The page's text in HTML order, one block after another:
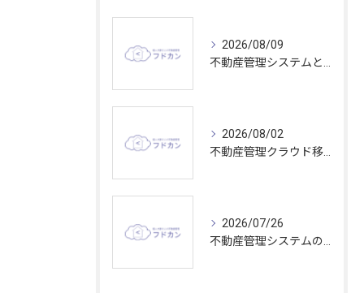
2026/08/09
2026/08/02
2026/07/26